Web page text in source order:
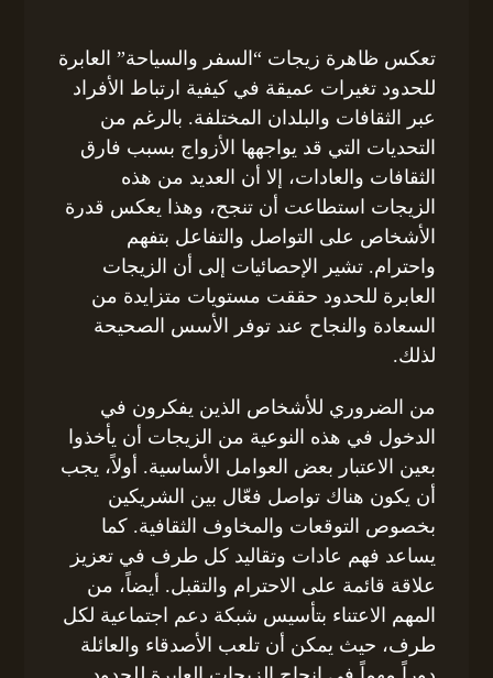
تعكس ظاهرة زيجات “السفر والسياحة” العابرة
للحدود تغيرات عميقة في كيفية ارتباط الأفراد
عبر الثقافات والبلدان المختلفة. بالرغم من
التحديات التي قد يواجهها الأزواج بسبب فارق
الثقافات والعادات، إلا أن العديد من هذه
الزيجات استطاعت أن تنجح، وهذا يعكس قدرة
الأشخاص على التواصل والتفاعل بتفهم
واحترام. تشير الإحصائيات إلى أن الزيجات
العابرة للحدود حققت مستويات متزايدة من
السعادة والنجاح عند توفر الأسس الصحيحة
لذلك.
من الضروري للأشخاص الذين يفكرون في
الدخول في هذه النوعية من الزيجات أن يأخذوا
بعين الاعتبار بعض العوامل الأساسية. أولاً، يجب
أن يكون هناك تواصل فعّال بين الشريكين
بخصوص التوقعات والمخاوف الثقافية. كما
يساعد فهم عادات وتقاليد كل طرف في تعزيز
علاقة قائمة على الاحترام والتقبل. أيضاً، من
المهم الاعتناء بتأسيس شبكة دعم اجتماعية لكل
طرف، حيث يمكن أن تلعب الأصدقاء والعائلة